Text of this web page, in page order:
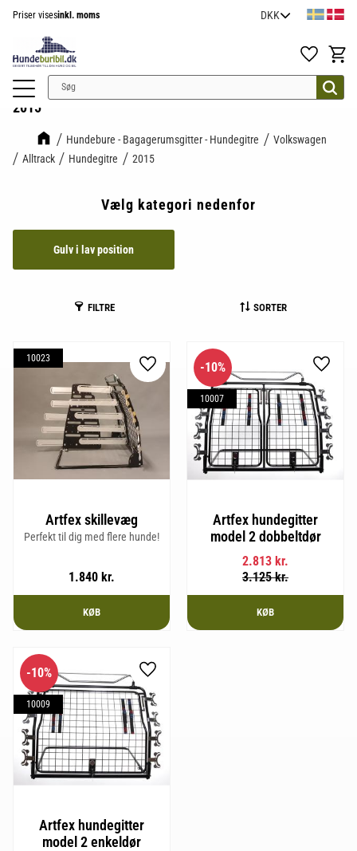
Priser visesinkl. moms
Favoritter
2015
Hundebure - Bagagerumsgitter - Hundegitre
Volkswagen
Alltrack
Hundegitre 2015
Vælg kategori nedenfor
Gulv i lav position
FILTRE SORTER
Artfex skillevæg
Perfekt til dig med flere hunde!
1.840 kr.
10023
Gem som favorit
KØB
Artfex hundegitter
model 2 dobbeltdør
2.813 kr.
3.125kr.
10%
10007
Gem
KØB
Artfex hundegitter
model 2 enkeldør
10%
10009
Gem som favorit